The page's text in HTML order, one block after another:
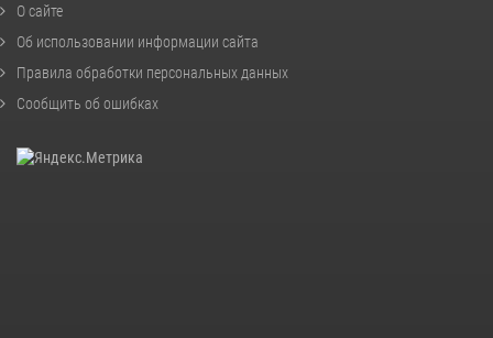
О сайте
Об использовании информации сайта
Правила обработки персональных данных
Сообщить об ошибках